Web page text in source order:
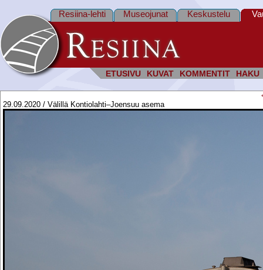
ETUSIVU KUVAT KOMMENTIT HAKU
Resiina-lehti Museojunat Keskustelu
29.09.2020 / Välillä Kontiolahti–Joensuu asema